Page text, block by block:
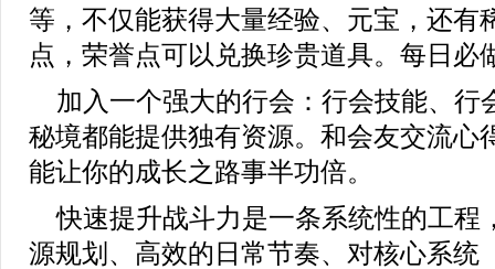
等，不仅能获得大量经验、元宝，还有
点，荣誉点可以兑换珍贵道具。每日必
加入一个强大的行会：行会技能、行
秘境都能提供独有资源。和会友交流心
能让你的成长之路事半功倍。
快速提升战斗力是一条系统性的工程
源规划、高效的日常节奏、对核心系统